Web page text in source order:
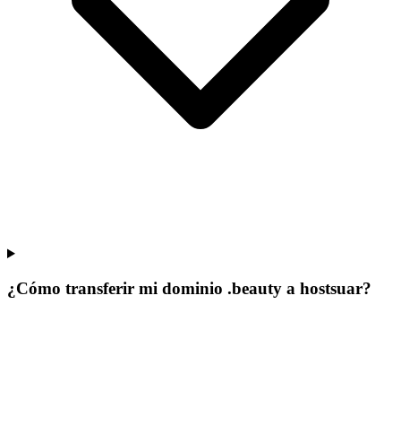
¿Cómo transferir mi dominio .beauty a hostsuar?